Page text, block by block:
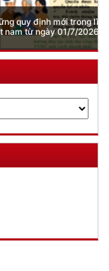
quy định mới trong lĩnh
từ ngày 01/7/2026